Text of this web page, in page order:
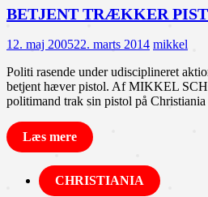
BETJENT TRÆKKER
12. maj 200522. marts 2014 mikkel
Politi rasende under udisciplineret
betjent hæver pistol. Af MIKKEL
politimand trak sin pistol på
Læs mere
CHRISTIANIA